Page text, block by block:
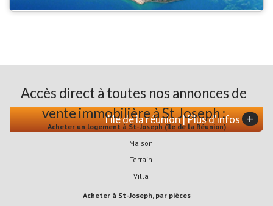
l'île de la réunion | Plus d'infos +
Accès direct à toutes nos annonces de
vente immobilière à St Joseph :
Acheter un logement à St-Joseph (île de la Réunion)
Maison
Terrain
Villa
Acheter à St-Joseph, par pièces